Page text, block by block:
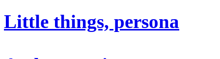
Little things, persona